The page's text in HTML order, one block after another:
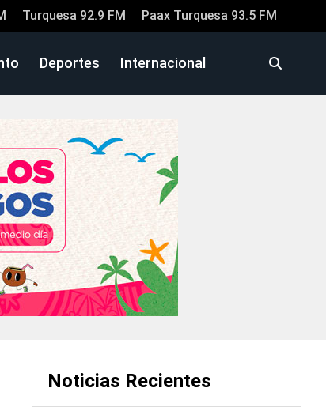
Turquesa 92.9 FM Paax Turquesa 93.5 FM
Deportes Internacional
Noticias Recientes